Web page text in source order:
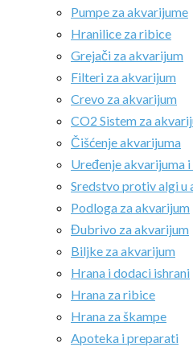
Pumpe za akvarijume
Hranilice za ribice
Grejači za akvarijum
Filteri za akvarijum
Crevo za akvarijum
CO2 Sistem za
Čišćenje akvarijuma
Uređenje akvarijuma
Sredstvo protiv algi u
Podloga za akvarijum
Đubrivo za akvarijum
Biljke za akvarijum
Hrana i dodaci ishrani
Hrana za ribice
Hrana za škampe
Apoteka i preparati